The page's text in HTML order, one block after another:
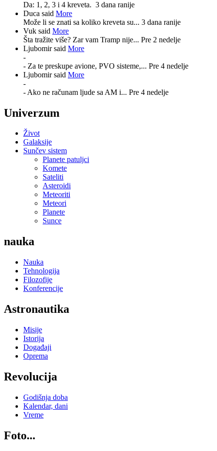
Da: 1, 2, 3 i 4 kreveta. 3 dana ranije
Duca said More
Može li se znati sa koliko kreveta su... 3 dana ranije
Vuk said More
Šta tražite više? Zar vam Tramp nije... Pre 2 nedelje
Ljubomir said More
-
- Za te preskupe avione, PVO sisteme,... Pre 4 nedelje
Ljubomir said More
-
- Ako ne računam ljude sa AM i... Pre 4 nedelje
Univerzum
Život
Galaksije
Sunčev sistem
Planete patuljci
Komete
Sateliti
Asteroidi
Meteoriti
Meteori
Planete
Sunce
nauka
Nauka
Tehnologija
Filozofije
Konferencije
Astronautika
Misije
Istorija
Događaji
Oprema
Revolucija
Godišnja doba
Kalendar, dani
Vreme
Foto...